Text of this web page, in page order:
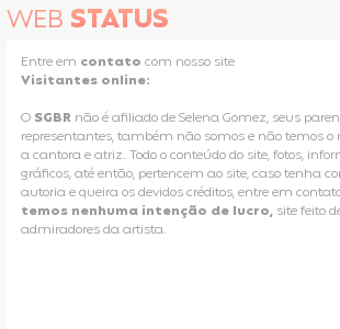
WEB STATUS
Entre em contato com nosso site
Visitantes online:
O SGBR não é afiliado de Selena Gomez, seus
representantes, também não somos e não temos
a cantora e atriz. Todo o conteúdo do site, fotos,
gráficos, até então, pertencem ao site, caso tenha
autoria e queira os devidos créditos, entre em
temos nenhuma intenção de lucro, site feito
admiradores da artista.